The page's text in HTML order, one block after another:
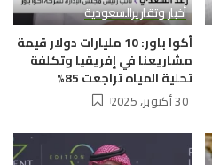
أخبار وتقاريرالسعودية
أكوا باور: 10 مليارات دولار قيمة
مشاريعنا في إفريقيا وتكلفة
تحلية المياه تراجعت 85%
30 أكتوبر، 2025